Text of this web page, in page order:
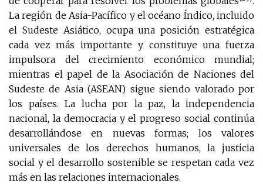
La región de Asia-Pacífico y el océano Índico, incluido
el Sudeste Asiático, ocupa una posición estratégica
cada vez más importante y constituye una fuerza
impulsora del crecimiento económico mundial;
mientras el papel de la Asociación de Naciones del
Sudeste de Asia (ASEAN) sigue siendo valorado por
los países. La lucha por la paz, la independencia
nacional, la democracia y el progreso social continúa
desarrollándose en nuevas formas; los valores
universales de los derechos humanos, la justicia
social y el desarrollo sostenible se respetan cada vez
más en las relaciones internacionales.